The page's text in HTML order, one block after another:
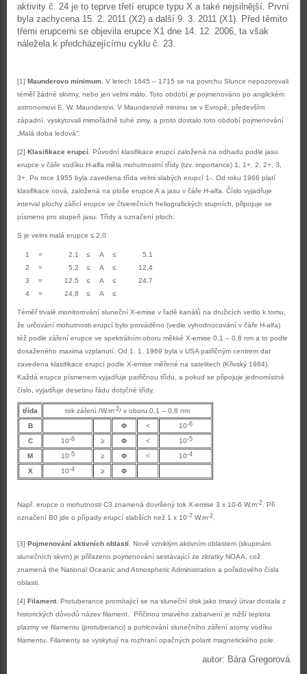
aktivity č. 24 je to teprve třetí erupce typu X a také nejsilnější. První
byla zachycena 15. 2. 2011 (X2) a další 9. 3. 2011 (X1). Před těmito
třemi erupcemi se objevila erupce X1 dne 14. 12. 2006, ta však
náležela k předcházejícímu cyklu č. 23.
[1] Maunderovo minimum . V letech 1645 – 1715 se na povrchu Slunce nepozorovali
téměř žádné skvrny, nebo jen velmi málo. Toto období je pojmenováno po anglickém
astronomovi E. W. Maunderovi. V Maunderově minimu se v Evropě, především
západní, vyskytovali mimořádně tuhé zimy, a proto dostalo toto období pojmenování
„Malá doba ledová“.
[2] Klasifikace erupcí . Původní klasifikace erupcí založená na odhadu podle jasu
erupce v čáře vodíku H-alfa měla mohutnostní třídy (tzv. importance) 1, 1+, 2, 2+, 3,
3+. Po roce 1955 byla zavedena třída velmi slabých erupcí 1-. Od roku 1966 platí
klasifikace nová, založená na ploše erupce A a jasu v čáře H-alfa. Číslo vyjadřuje
interval plochy zářící erupce ve čtverečních heliografických stupních, připojuje se
písmeno pro stupeň jasu. Třídy a označení ploch:
S je velmi malá erupce ≤ 2,0
1 = 2,1 ≤ A ≤
5,1
2
= 5,2 ≤ A ≤
12,4
3
= 12,5 ≤ A ≤
24,7
4
= 24,8 ≤ A ≤
Téměř trvalé monitorování sluneční X-emise v řadě kanálů na družicích vedlo k tomu,
že určování mohutnosti erupcí bylo prováděno (vedle vyhodnocování v čáře H-alfa)
též podle záření erupce ve spektrálním oboru měkké X-emise 0,1 – 0,8 nm a to podle
dosaženého maxima vzplanutí. Od 1. 1. 1969 byla v USA patřičným centrem dat
zavedena klasifikace erupcí podle X-emise měřené na satelitech (Křivský 1984).
Každá erupce písmenem vyjadřuje patřičnou třídu, a pokud se připojuje jednomístné
číslo, vyjadřuje desetinu řádu dotyčné třídy.
třída tok záření /W.m-2/ v oboru 0,1 – 0,8 nm
B
Φ < 10-6
C 10-6 ≥ Φ < 10-5
M 10-5 ≥ Φ < 10-4
X 10-4 ≥ Φ
Např. erupce o mohutnosti C3 znamená dovršený tok X-emise 3 x 10-6 W.m-2 . Při
označení B0 jde o případy erupcí slabších než 1 x 10-7 W.m-2
[3] Pojmenování aktivních oblastí . Nově vzniklým aktivním oblastem (skupinám
slunečních skvrn) je přiřazeno pojmenování sestávající ze zkratky NOAA, což
znamená the National Oceanic and Atmospheric Administration a pořadového čísla
oblasti.
[4] Filament . Protuberance promítající se na sluneční disk jako tmavý útvar dostala z
historických důvodů název filament. Příčinou tmavého zabarvení je nižší teplota
plazmy ve filamentu (protuberanci) a pohlcování slunečního záření atomy vodíku
filamentu. Filamenty se vyskytují na rozhraní opačných polarit magnetického pole.
autor: Bára Gregorová